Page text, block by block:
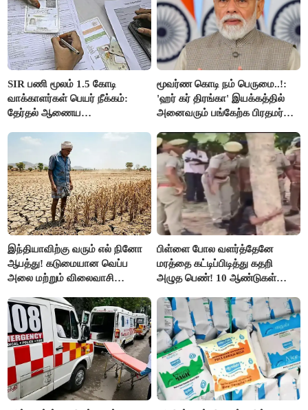
SIR பணி மூலம் 1.5 கோடி
வாக்காளர்கள் பெயர் நீக்கம்:
தேர்தல் ஆணைய
மூவர்ண கொடி நம் பெருமை..!:
'ஹர் கர் திரங்கா' இயக்கத்தில்
அனைவரும் பங்கேற்க பிரதமர்
இந்தியாவிற்கு வரும் எல் நினோ
ஆபத்து! கடுமையான வெப்ப
அலை மற்றும் விலைவாசி
பிள்ளை போல வளர்த்தேனே
மரத்தை கட்டிப்பிடித்து கதறி
அழுத பெண்! 10 ஆண்டுகள்
வெட்டி சாய்ப்பு..!